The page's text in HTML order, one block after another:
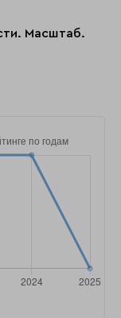
Масштаб.